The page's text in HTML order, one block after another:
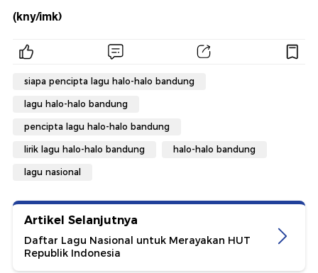
(kny/imk)
siapa pencipta lagu halo-halo bandung
lagu halo-halo bandung
pencipta lagu halo-halo bandung
lirik lagu halo-halo bandung halo-halo bandung
lagu nasional
Artikel Selanjutnya
Daftar Lagu Nasional untuk Merayakan HUT
Republik Indonesia